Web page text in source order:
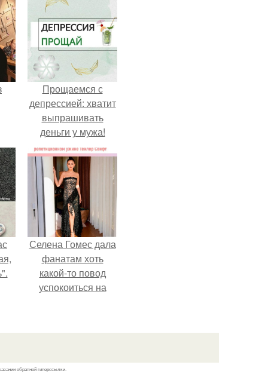
Прощаемся с
депрессией: хватит
выпрашивать
деньги у мужа!
Селена Гомес дала
фанатам хоть
какой-то повод
успокоиться на
свадьбе Тейлор
обратной гиперссылки.